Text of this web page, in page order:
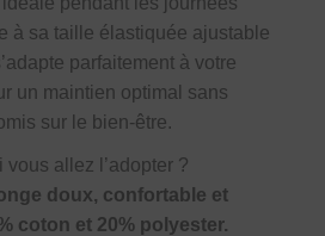
à sa taille élastiquée ajustable
parfaitement à votre
un maintien optimal sans
sur le bien-être.
vous allez l’adopter ?
doux, confortable et
coton et 20% polyester.